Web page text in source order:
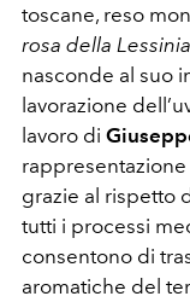
toscane, reso
rosa della Lessinia
nasconde al suo
lavorazione
lavoro di
grazie al rispetto
tutti i processi
consentono di
aromatiche del